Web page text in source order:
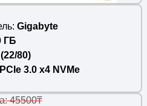
Gigabyte
ГБ
(22/80)
PCIe 3.0 x4 NVMe
45500₸